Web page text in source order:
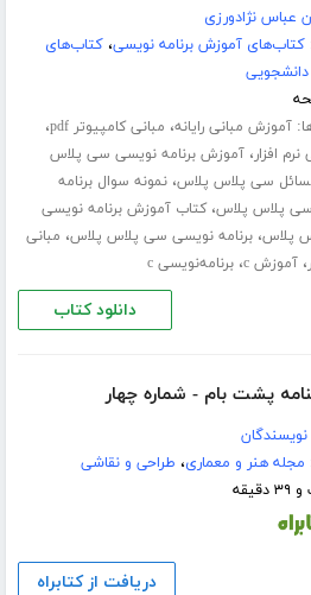
عباس نژادورزی
کتاب‌های آموزش برنامه نویسی،کتاب‌های
آموزش مبانی رایانه، مبانی کامپیوتر pdf ،
افزار،آموزش برنامه نویسی سی پلاس
سی پلاس پلاس،نمونه سوال برنامه
پلاس پلاس،کتاب آموزش برنامه نویسی
پلاس،برنامه نویسی سی پلاس پلاس، مبانی
،آموزش c ،برنامه‌نویسی c
دانلود کتاب
پشت بام - شماره چهار
مجله هنر و معماری، طراحی و نقاشی
دریافت از کتابراه